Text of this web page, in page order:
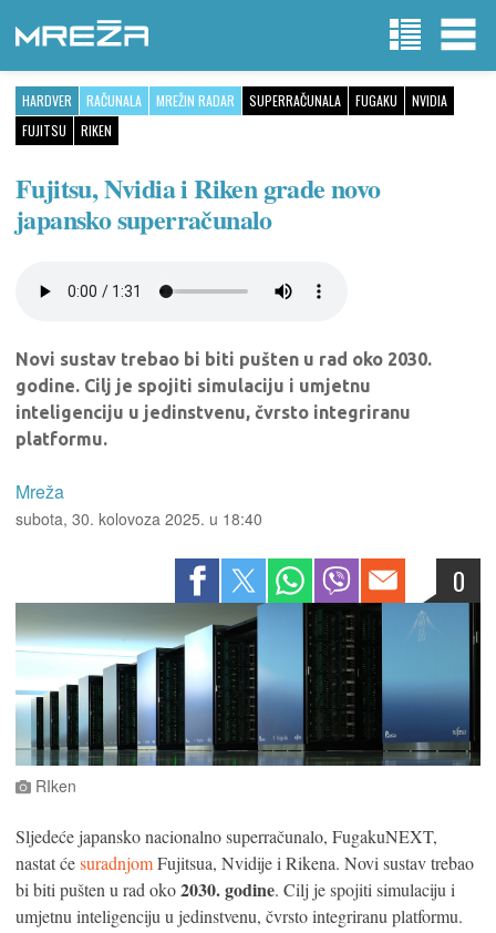
HARDVER RAČUNALA MREŽIN RADAR SUPERRAČUNALA FUGAKU
NVIDIA
FUJITSU
RIKEN
Fujitsu, Nvidia i Riken grade novo
japansko superračunalo
Novi sustav trebao bi biti pušten u rad oko 2030.
godine. Cilj je spojiti simulaciju i umjetnu
inteligenciju u jedinstvenu, čvrsto integriranu
platformu.
Mreža
subota, 30. kolovoza 2025. u 18:40
0
RIken
Sljedeće japansko nacionalno superračunalo, FugakuNEXT,
nastat ćesuradnjomFujitsua, Nvidije i Rikena. Novi sustav trebao
bi biti pušten u rad oko2030. godine. Cilj je spojiti simulaciju i
umjetnu inteligenciju u jedinstvenu, čvrsto integriranu platformu.